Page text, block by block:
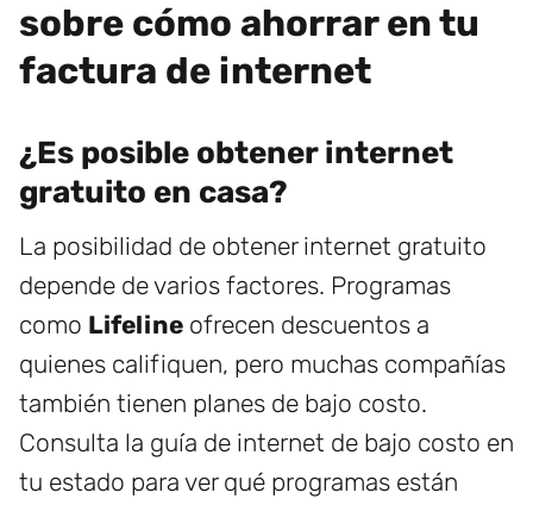
sobre cómo ahorrar en tu
factura de internet
¿Es posible obtener internet
gratuito en casa?
La posibilidad de obtener internet gratuito
depende de varios factores. Programas
como Lifeline ofrecen descuentos a
quienes califiquen, pero muchas compañías
también tienen planes de bajo costo.
Consulta la guía de internet de bajo costo en
tu estado para ver qué programas están